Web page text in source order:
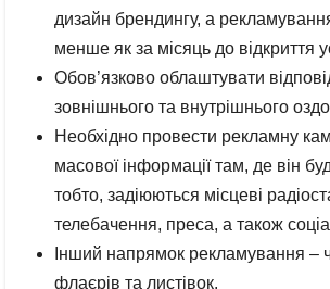
дизайн брендингу, а
менше як за місяць до відкриття
Обов’язково облаштувати
зовнішнього та внутрішнього
Необхідно провести рекламну
масової інформації там, де він
тобто, задіюються місцеві
телебачення, преса, а також
Інший напрямок рекламування –
флаєрів та листівок.